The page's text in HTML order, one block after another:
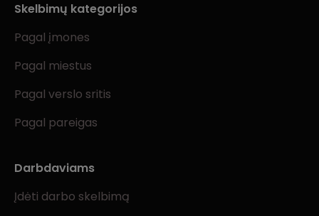
Skelbimų kategorijos
Pagal įmones
Pagal miestus
Pagal verslo sritis
Pagal pareigas
Darbdaviams
Įdėti darbo skelbimą